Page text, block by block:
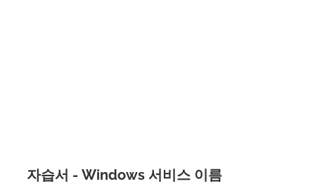
자습서 - Windows 서비스 이름